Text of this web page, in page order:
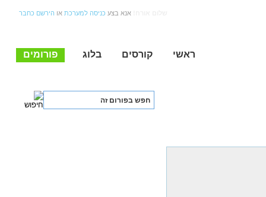
אנא בצע כניסה למערכת או הירשם כחבר
פורומים בלוג קורסים ראשי